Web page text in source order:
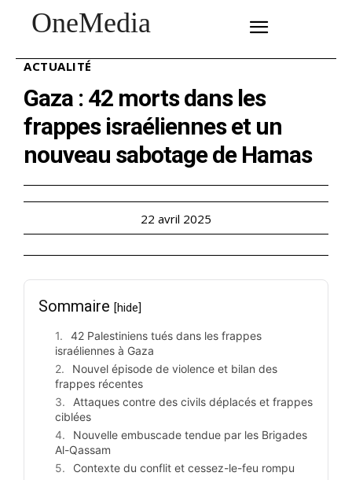
OneMedia
ACTUALITÉ
Gaza : 42 morts dans les
frappes israéliennes et un
nouveau sabotage de Hamas
22 avril 2025
Sommaire [hide]
42 Palestiniens tués dans les frappes
israéliennes à Gaza
Nouvel épisode de violence et bilan des
frappes récentes
Attaques contre des civils déplacés et frappes
ciblées
Nouvelle embuscade tendue par les Brigades
Al-Qassam
Contexte du conflit et cessez-le-feu rompu